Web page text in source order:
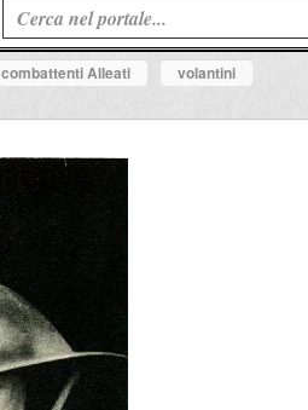
combattenti Alleati
volantini